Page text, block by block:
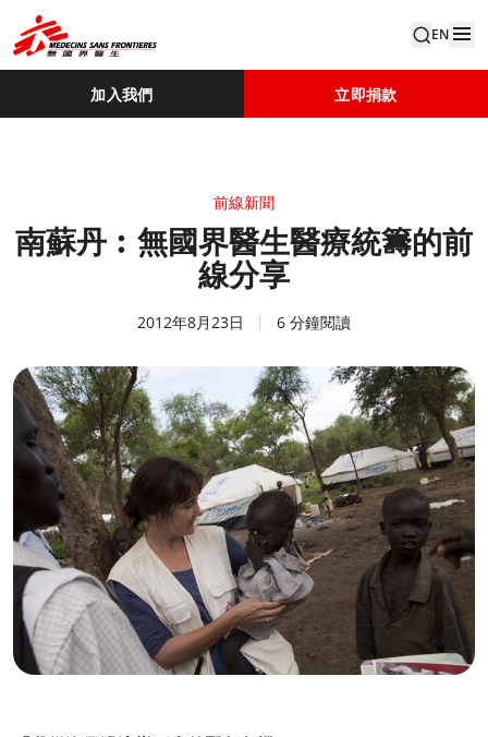
EN
加入我們 立即捐款
前線新聞
南蘇丹︰無國界醫生醫療統籌的前
線分享
2012年8月23日 6 分鐘閱讀